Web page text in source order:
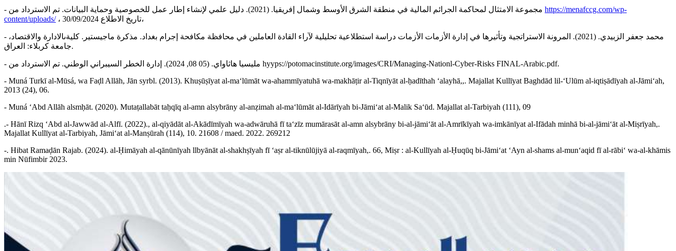
https://menafccg.com/wp-
content/uploads/
، تاريخ الاطلاع 30/09/2024،
- محمد جعفر الزبيدي. (2021). المرونة الاستراتجية وتأثيرها في إدارة الأزمات الأزمات دراسة استطلاعية تحليلية لآراء القادة العاملين في محافظة مكافحة إجرام بغداد. مذكرة ماجيستير. كليةىالادارة والاقتصاد،
جامعة كربلاء: العراق.
- مليسيا هاثاواي. (05 08, 2024). إدارة الخطر السيبراني الوطني. تم الاسترداد من hyyps://potomacinstitute.org/images/CRI/Managing-Nationl-Cyber-Risks FINAL-Arabic.pdf.
- Muná Turkī al-Mūsá, wa Faḍl Allāh, Jān syrbl. (2013). Khuṣūṣīyat al-maʻlūmāt wa-ahammīyatuhā wa-makhāṭir al-Tiqnīyāt al-ḥadīthah ʻalayhā,,. Majallat Kullīyat Baghdād lil-ʻUlūm al-iqtiṣādīyah al-Jāmiʻah,
2013 (24), 06.
- Muná ʻAbd Allāh alsmḥāt. (2020). Mutaṭallabāt taḥqīq al-amn alsybrāny al-anẓimah al-maʻlūmāt al-Idārīyah bi-Jāmiʻat al-Malik Saʻūd. Majallat al-Tarbiyah (111), 09
.- Hānī Rizq ʻAbd al-Jawwād al-Alfī. (2022)., al-qiyādāt al-Akādīmīyah wa-adwāruhā fī taʻzīz mumārasāt al-amn alsybrāny bi-al-jāmiʻāt al-Amrīkīyah wa-imkānīyat al-Ifādah minhā bi-al-jāmiʻāt al-Miṣrīyah,.
Majallat Kullīyat al-Tarbiyah, Jāmiʻat al-Manṣūrah (114), 10. 21608 / maed. 2022. 269212
-. Hibat Ramaḍān Rajab. (2024). al-Ḥimāyah al-qānūnīyah llbyānāt al-shakhṣīyah fī ʻaṣr al-tiknūlūjiyā al-raqmīyah,. 66, Miṣr : al-Kullīyah al-Ḥuqūq bi-Jāmiʻat ʻAyn al-shams al-munʻaqid fī al-rābiʻ wa-al-khāmis
min Nūfimbir 2023.